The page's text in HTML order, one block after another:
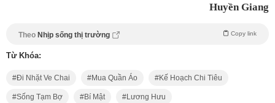
Huyền Giang
Theo Nhịp sống thị trường Copy link
Từ Khóa:
Đi Nhặt Ve Chai Mua Quần Áo Kế Hoạch Chi Tiêu
Sống Tạm Bợ Bí Mật Lương Hưu